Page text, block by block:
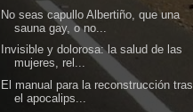
No seas capullo Albertiño, que una
sauna gay, o no...
Invisible y dolorosa: la salud de las
mujeres, rel...
El manual para la reconstrucción tras
el apocalips...